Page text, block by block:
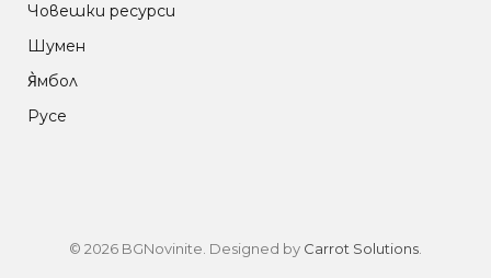
Човешки ресурси
Шумен
Я̀мбол
Русе
© 2026 BGNovinite. Designed by Carrot Solutions